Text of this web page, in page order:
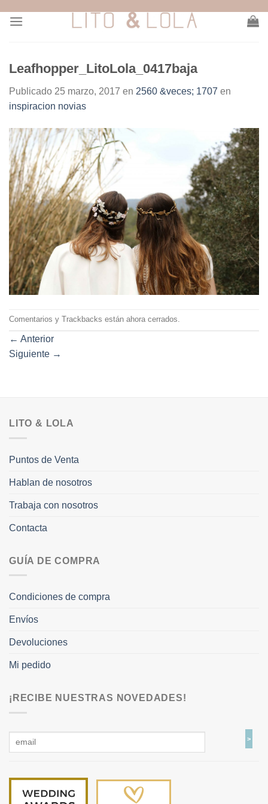
Leafhopper_LitoLola_0417baja
Publicado 25 marzo, 2017 en 2560 &veces; 1707 en
inspiracion novias
Comentarios y Trackbacks están ahora cerrados.
← Anterior
Siguiente →
LITO & LOLA
Puntos de Venta
Hablan de nosotros
Trabaja con nosotros
Contacta
GUÍA DE COMPRA
Condiciones de compra
Envíos
Devoluciones
Mi pedido
¡RECIBE NUESTRAS NOVEDADES!